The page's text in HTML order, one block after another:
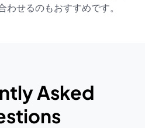
せるのもおすすめです。
Asked